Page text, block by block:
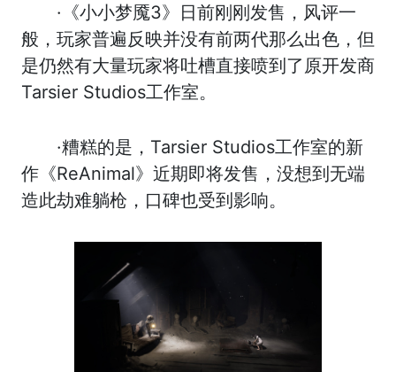
·《小小梦魇3》日前刚刚发售，风评一
般，玩家普遍反映并没有前两代那么出色，但
是仍然有大量玩家将吐槽直接喷到了原开发商
Tarsier Studios工作室。
·糟糕的是，Tarsier Studios工作室的新
作《ReAnimal》近期即将发售，没想到无端
造此劫难躺枪，口碑也受到影响。